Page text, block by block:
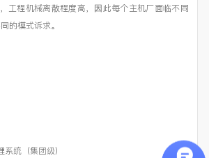
工程机械离散程度高，因此每个主机厂面临不同
的模式诉求。
统（集团级）